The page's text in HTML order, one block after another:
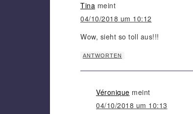
Tina meint
04/10/2018 um 10:12
Wow, sieht so toll aus!!!
ANTWORTEN
Véronique meint
04/10/2018 um 10:13